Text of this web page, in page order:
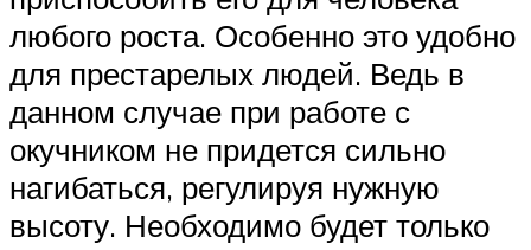
любого роста. Особенно это удобно
для престарелых людей. Ведь в
данном случае при работе с
окучником не придется сильно
нагибаться, регулируя нужную
высоту. Необходимо будет только